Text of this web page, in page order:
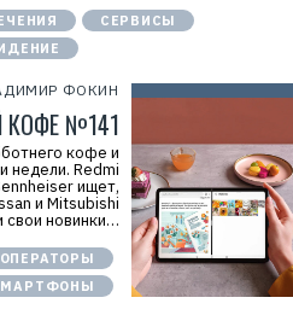
СЕРВИСЫ
ФОКИН
КОФЕ №141
кофе и
недели. Redmi
ищет,
и Mitsubishi
свои новинки…
ОПЕРАТОРЫ